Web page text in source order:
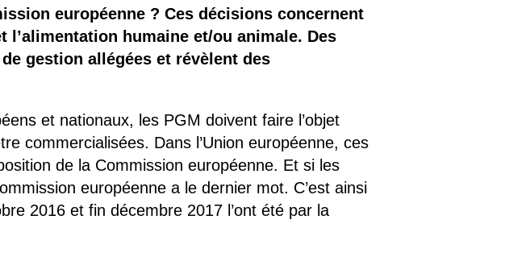
européenne ? Ces décisions concernent
humaine et/ou animale. Des
gestion allégées et révèlent des
et nationaux, les PGM doivent faire l’objet
commercialisées. Dans l’Union européenne, ces
de la Commission européenne. Et si les
européenne a le dernier mot. C’est ainsi
2016 et fin décembre 2017 l’ont été par la